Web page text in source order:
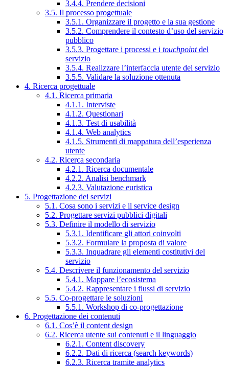
3.4.4. Prendere decisioni
3.5. Il processo progettuale
3.5.1. Organizzare il progetto e la sua gestione
3.5.2. Comprendere il contesto d’uso del servizio
pubblico
3.5.3. Progettare i processi e i touchpointdel
servizio
3.5.4. Realizzare l’interfaccia utente del servizio
3.5.5. Validare la soluzione ottenuta
4. Ricerca progettuale
4.1. Ricerca primaria
4.1.1. Interviste
4.1.2. Questionari
4.1.3. Test di usabilità
4.1.4. Web analytics
4.1.5. Strumenti di mappatura dell’esperienza
utente
4.2. Ricerca secondaria
4.2.1. Ricerca documentale
4.2.2. Analisi benchmark
4.2.3. Valutazione euristica
5. Progettazione dei servizi
5.1. Cosa sono i servizi e il service design
5.2. Progettare servizi pubblici digitali
5.3. Definire il modello di servizio
5.3.1. Identificare gli attori coinvolti
5.3.2. Formulare la proposta di valore
5.3.3. Inquadrare gli elementi costitutivi del
servizio
5.4. Descrivere il funzionamento del servizio
5.4.1. Mappare l’ecosistema
5.4.2. Rappresentare i flussi di servizio
5.5. Co-progettare le soluzioni
5.5.1. Workshop di co-progettazione
6. Progettazione dei contenuti
6.1. Cos’è il content design
6.2. Ricerca utente sui contenuti e il linguaggio
6.2.1. Content discovery
6.2.2. Dati di ricerca (search keywords)
6.2.3. Ricerca tramite analytics